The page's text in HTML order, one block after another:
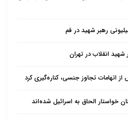
رهبر شهید در قم
انقلاب در تهران
از اتهامات تجاوز جنسی، کناره‌گیری کرد
خواستار الحاق به اسرائیل شده‌اند